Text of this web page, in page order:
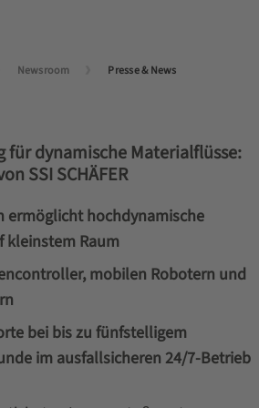
Newsroom Presse & News
für dynamische Materialflüsse:
SSI SCHÄFER
ermöglicht hochdynamische
kleinstem Raum
mobilen Robotern und
bei bis zu fünfstelligem
im ausfallsicheren 24/7‑Betrieb